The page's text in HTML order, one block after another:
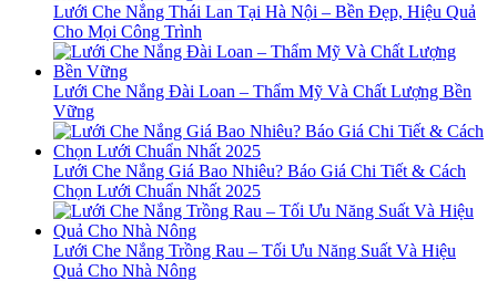
Lưới Che Nắng Thái Lan Tại Hà Nội – Bền Đẹp, Hiệu Quả
Cho Mọi Công Trình
Lưới Che Nắng Đài Loan – Thẩm Mỹ Và Chất Lượng Bền
Vững
Lưới Che Nắng Giá Bao Nhiêu? Báo Giá Chi Tiết & Cách
Chọn Lưới Chuẩn Nhất 2025
Lưới Che Nắng Trồng Rau – Tối Ưu Năng Suất Và Hiệu
Quả Cho Nhà Nông